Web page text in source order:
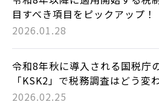
目すべき項目をピックアップ！
2026.01.28
令和8年秋に導入される国税庁
「KSK2」で税務調査はどう変
2026.02.25